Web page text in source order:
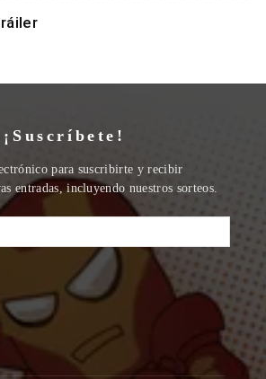
¡Suscríbete!
para suscribirte y recibir
entradas, incluyendo nuestros sorteos.